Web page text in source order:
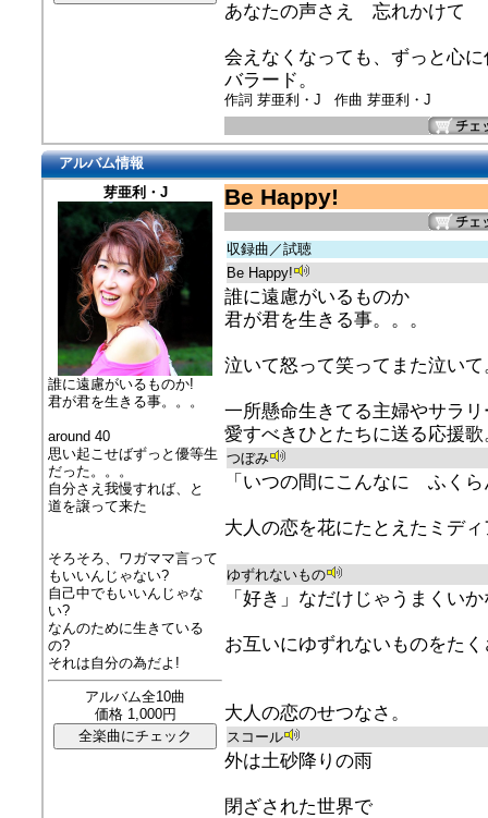
あなたの声さえ 忘れかけて
会えなくなっても、ずっと心
バラード。
作詞 芽亜利・J 作曲 芽亜利・J
アルバム情報
芽亜利・J
誰に遠慮がいるものか!
君が君を生きる事。。。
around 40
思い起こせばずっと優等生
だった。。。
自分さえ我慢すれば、と
道を譲って来た
そろそろ、ワガママ言って
もいいんじゃない?
自己中でもいいんじゃな
い?
なんのために生きている
の?
それは自分の為だよ!
アルバム全10曲
価格 1,000円
Be Happy!
収録曲／試聴
Be Happy!
誰に遠慮がいるものか
君が君を生きる事。。。
泣いて怒って笑ってまた泣い
一所懸命生きてる主婦やサラ
愛すべきひとたちに送る応援歌
つぼみ
「いつの間にこんなに ふく
大人の恋を花にたとえたミデ
ゆずれないもの
「好き」なだけじゃうまくい
お互いにゆずれないものをた
大人の恋のせつなさ。
スコール
外は土砂降りの雨
閉ざされた世界で